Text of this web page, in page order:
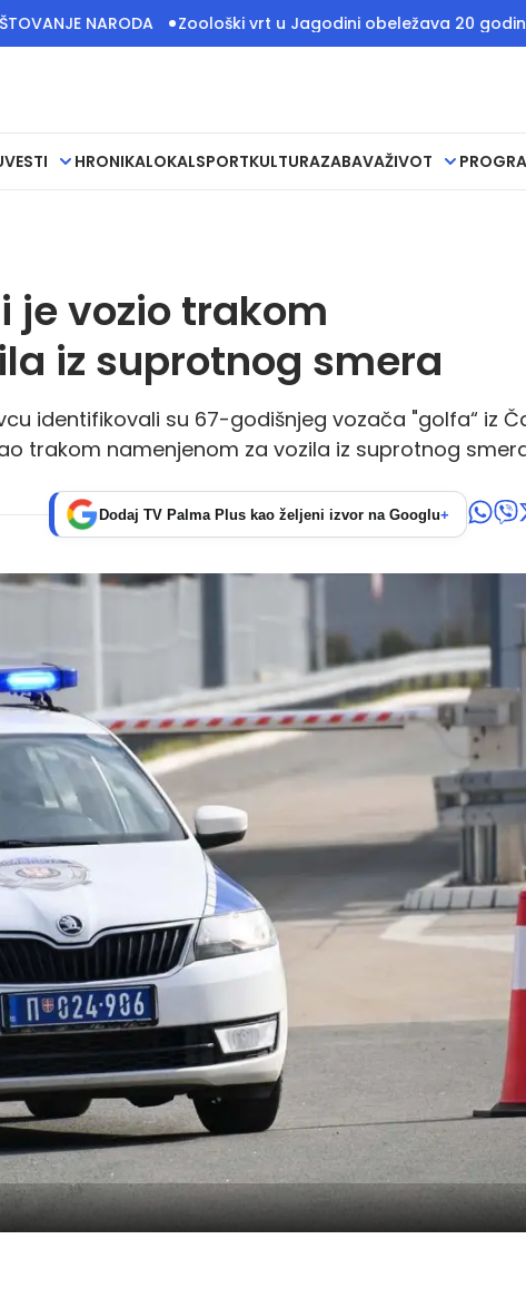
Zoološki vrt u Jagodini obeležava 20 godina rada, u
VESTI HRONIKALOKALSPORTKULTURAZABAVAŽIVOT
je vozio trakom
iz suprotnog smera
identifikovali su 67-godišnjeg vozača "golfa“ iz
trakom namenjenom za vozila iz suprotnog
Dodaj TV Palma Plus kao željeni izvor na Googlu+